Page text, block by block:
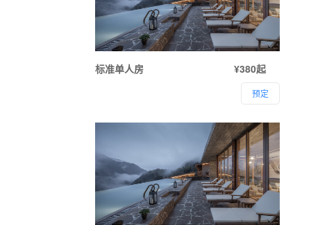
标准单人房 ¥380起
预定